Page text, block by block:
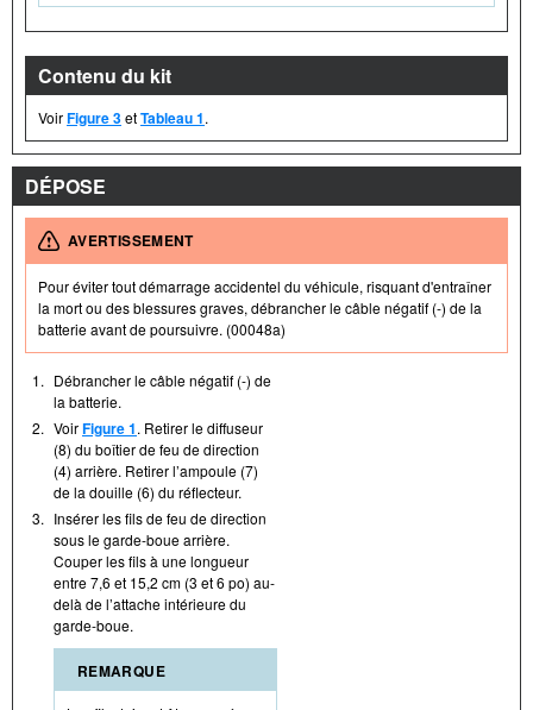
Contenu du kit
VoirFigure 3etTableau 1.
DÉPOSE
AVERTISSEMENT
Pour éviter tout démarrage accidentel du véhicule, risquant d'entraîner
la mort ou des blessures graves, débrancher le câble négatif (-) de la
batterie avant de poursuivre. (00048a)
1. Débrancher le câble négatif (- ) de
la batterie.
2. VoirFigure 1. Retirer le diffuseur
(8) du boîtier de feu de direction
(4) arrière. Retirer l’ampoule (7)
de la douille (6) du réflecteur.
3. Insérer les fils de feu de direction
sous le garde-boue arrière.
Couper les fils à une longueur
entre 7,6 et 15,2 cm (3 et 6 po) au-
delà de l’attache intérieure du
garde-boue.
REMARQUE